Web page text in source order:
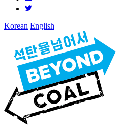
Korean English